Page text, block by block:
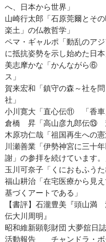
へ、日本から世界」
山崎行太郎「石原莞爾とそ
楽土」の仏教哲学」
ペマ・ギャルポ「動乱のア
に抵抗姿勢を示し始めた日本
美志摩かな「かんながら⑥
ス」
賀来宏和「鎮守の森～社を
社」
小川寛大「直心伝⑪ 「香車
倉橋 昇「高山彦九郎伝⑬
木原功仁哉「祖国再生への
川瀬善業「伊勢神宮に三十
謝」の参拝を続けています。
玉川可奈子「くにおもふう
福山耕治「在宅医療から見
基づくアートである」
【書評】石瀧豊美『頭山
伝大川周明』
昭和維新顕彰財団 大夢舘日誌
活動報告 チャンドラ・ボ